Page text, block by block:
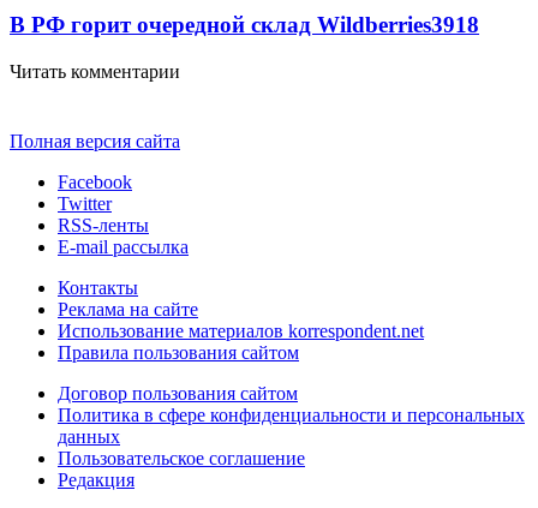
В РФ горит очередной склад Wildberries3918
Читать комментарии
Полная версия сайта
Facebook
Twitter
RSS-ленты
E-mail рассылка
Контакты
Реклама на сайте
Использование материалов korrespondent.net
Правила пользования сайтом
Договор пользования сайтом
Политика в сфере конфиденциальности и персональных
данных
Пользовательское соглашение
Редакция